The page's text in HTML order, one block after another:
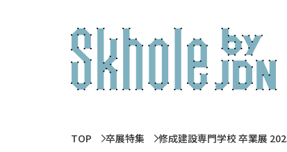
TOP 卒展特集 修成建設専門学校 卒業展